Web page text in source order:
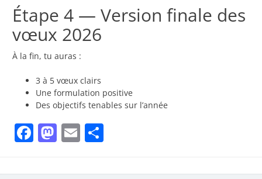
Étape 4 — Version finale des
vœux 2026
À la fin, tu auras :
3 à 5 vœux clairs
Une formulation positive
Des objectifs tenables sur l’année
Facebook
Mastodon
Email